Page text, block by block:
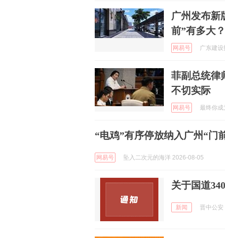
广州发布新
前”有多大
网易号 广东建
菲副总统律
不切实际
网易号 最终你
“电鸡”有序停放纳入广州“门
网易号 坠入二次元的海洋 2026-08-05
关于国道
新闻 晋中公